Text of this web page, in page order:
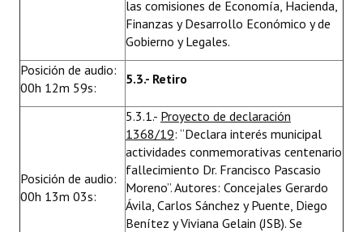
las comisiones de Economía, Hacienda,
Finanzas y Desarrollo Económico y de
Gobierno y Legales.
Posición de audio:
00h 12m 59s:
5.3.- Retiro
Posición de audio:
00h 13m 03s:
5.3.1.- Proyecto de declaración
1368/19: “Declara interés municipal
actividades conmemorativas centenario
fallecimiento Dr. Francisco Pascasio
Moreno”. Autores: Concejales Gerardo
Ávila, Carlos Sánchez y Puente, Diego
Benítez y Viviana Gelain (JSB). Se